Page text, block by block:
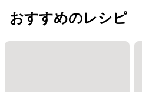
おすすめのレシピ